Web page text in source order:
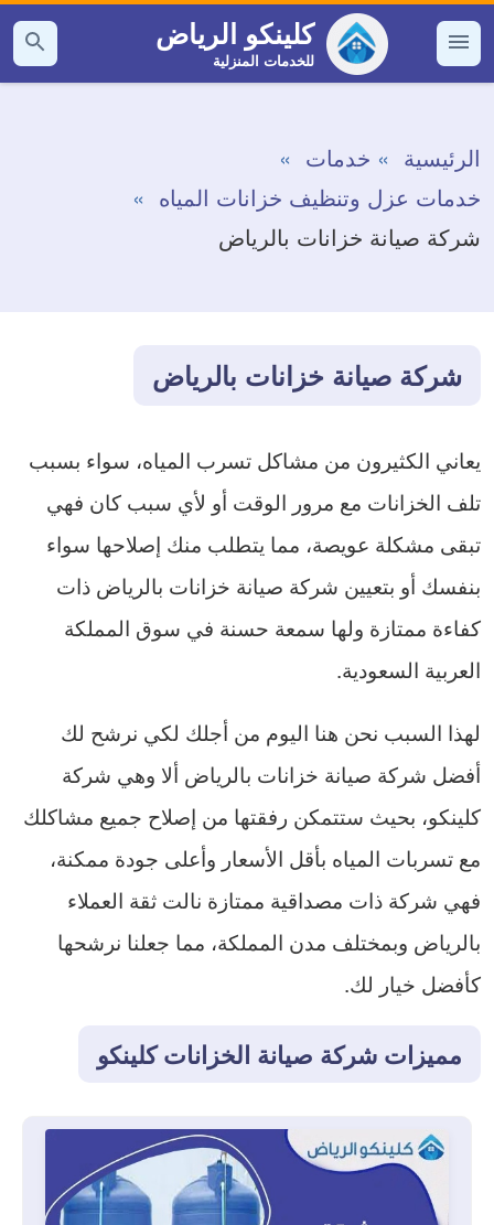
التجاوز
إلى القائمة
كلينكو الرياض
للخدمات المنزلية
بحث
عن
الرئيسية
خدمات
خدمات عزل وتنظيف خزانات المياه
شركة صيانة خزانات بالرياض
شركة صيانة خزانات بالرياض
يعاني الكثيرون من مشاكل تسرب المياه، سواء بسبب
تلف الخزانات مع مرور الوقت أو لأي سبب كان فهي
تبقى مشكلة عويصة، مما يتطلب منك إصلاحها سواء
بنفسك أو بتعيين شركة صيانة خزانات بالرياض ذات
كفاءة ممتازة ولها سمعة حسنة في سوق المملكة
العربية السعودية.
لهذا السبب نحن هنا اليوم من أجلك لكي نرشح لك
أفضل شركة صيانة خزانات بالرياض ألا وهي شركة
كلينكو، بحيث ستتمكن رفقتها من إصلاح جميع مشاكلك
مع تسربات المياه بأقل الأسعار وأعلى جودة ممكنة،
فهي شركة ذات مصداقية ممتازة نالت ثقة العملاء
بالرياض وبمختلف مدن المملكة، مما جعلنا نرشحها
كأفضل خيار لك.
مميزات شركة صيانة الخزانات كلينكو